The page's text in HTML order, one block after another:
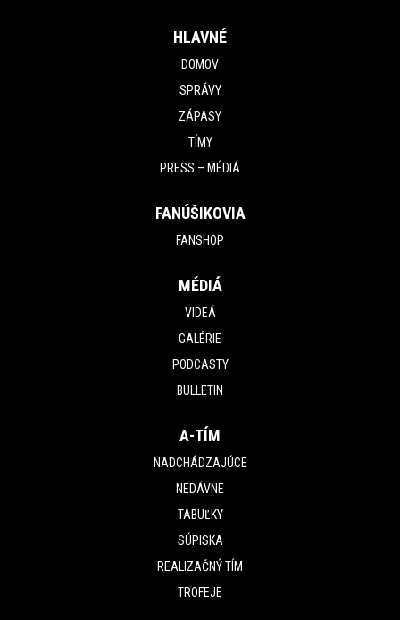
HLAVNÉ
DOMOV
SPRÁVY
ZÁPASY
TÍMY
PRESS – MÉDIÁ
FANÚŠIKOVIA
FANSHOP
MÉDIÁ
VIDEÁ
GALÉRIE
PODCASTY
BULLETIN
A-TÍM
NADCHÁDZAJÚCE
NEDÁVNE
TABUĽKY
SÚPISKA
REALIZAČNÝ TÍM
TROFEJE